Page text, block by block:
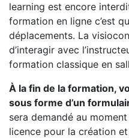
learning est encore
formation en ligne c’est
déplacements. La
d’interagir avec
formation classique en
À la fin de la formation,
sous forme d’un
sera demandé au
licence pour la création et